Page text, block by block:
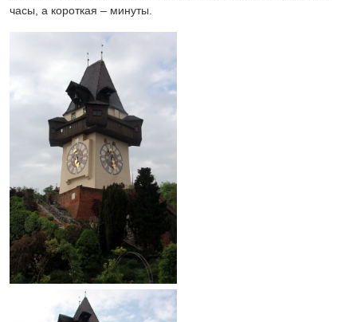
часы, а короткая – минуты.